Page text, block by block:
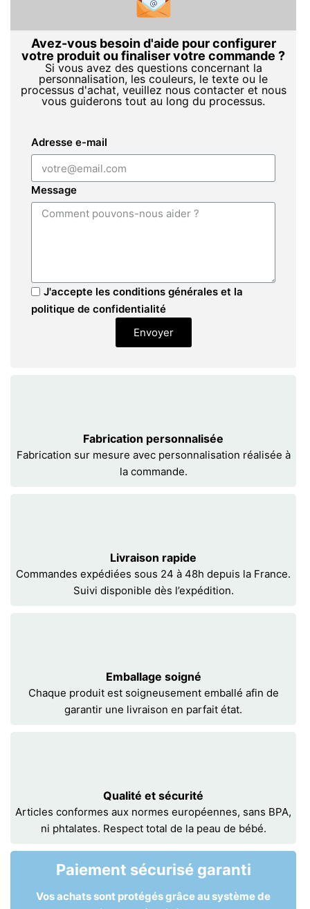
Avez-vous besoin d'aide pour configurer
votre produit ou finaliser votre commande ?
Si vous avez des questions concernant la
personnalisation, les couleurs, le texte ou le
processus d'achat, veuillez nous contacter et nous
vous guiderons tout au long du processus.
Adresse e-mail
Message
J'accepte les conditions générales et la
politique de confidentialité
Envoyer
Fabrication personnalisée
Fabrication sur mesure avec personnalisation réalisée à
la commande.
Livraison rapide
Commandes expédiées sous 24 à 48h depuis la France.
Suivi disponible dès l’expédition.
Emballage soigné
Chaque produit est soigneusement emballé afin de
garantir une livraison en parfait état.
Qualité et sécurité
Articles conformes aux normes européennes, sans BPA,
ni phtalates. Respect total de la peau de bébé.
Paiement sécurisé garanti
Vos achats sont protégés grâce au système de